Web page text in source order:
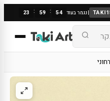
|נגמר בעוד 23 : 59 : 53